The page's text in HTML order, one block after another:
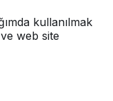
kullanılmak
web site